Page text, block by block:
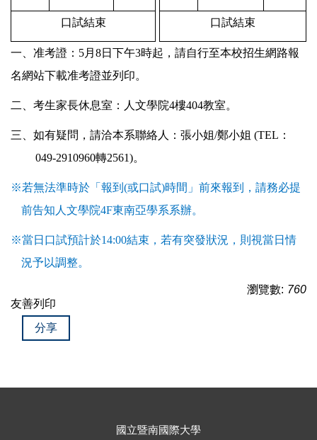
口試結束 口試結束
一、准考證：5月8日下午3時起，請自行至本校招生網路報
名網站下載准考證並列印。
二、考生家長休息室：人文學院4樓404教室。
三、如有疑問，請洽本系聯絡人：張小姐/鄭小姐 (TEL：
049-2910960轉2561)。
※若無法準時於「報到(或口試)時間」前來報到，請務必提
前告知人文學院4F東南亞學系系辦。
※當日口試預計於14:00結束，若有突發狀況，則視當日情
況予以調整。
瀏覽數: 760
友善列印
分享
國立暨南國際大學